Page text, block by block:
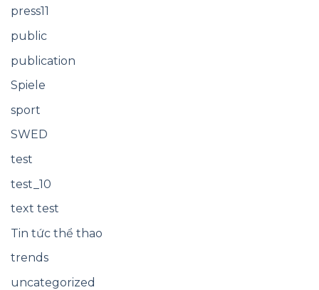
press11
public
publication
Spiele
sport
SWED
test
test_10
text test
Tin tức thể thao
trends
uncategorized